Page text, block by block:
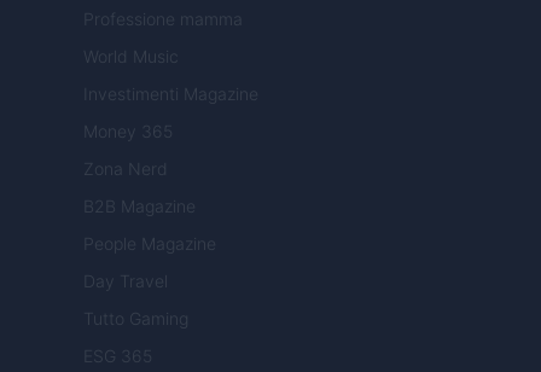
Professione mamma
World Music
Investimenti Magazine
Money 365
Zona Nerd
B2B Magazine
People Magazine
Day Travel
Tutto Gaming
ESG 365